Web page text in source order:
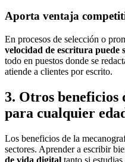
Aporta ventaja
En procesos de selección o
velocidad de escritura
todo en puestos donde se
atiende a clientes por escrito.
3. Otros beneficios
para cualquier
Los beneficios de la
sectores. Aprender a escribir
de vida digital tanto si